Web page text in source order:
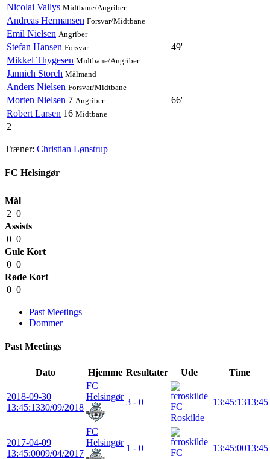
Nicolai Vallys Midtbane/Angriber
Andreas Hermansen Forsvar/Midtbane
Emil Nielsen Angriber
Stefan Hansen Forsvar
49'
Mikkel Thygesen Midtbane/Angriber
Jannich Storch Målmand
Anders Nielsen Forsvar/Midtbane
Morten Nielsen 7 Angriber
66'
Robert Larsen 16 Midtbane
2
Træner: Christian Lønstrup
FC Helsingør
Mål
2 0
Assists
0 0
Gule Kort
0 0
Røde Kort
0 0
Past Meetings
Dommer
Past Meetings
Dato Hjemme Resultater Ude Time
2018-09-30
13:45:1330/09/2018
FC
Helsingør
3 - 0
FC
Roskilde
13:45:1313:45
2017-04-09
13:45:0009/04/2017
FC
Helsingør
1 - 0
FC
13:45:0013:45